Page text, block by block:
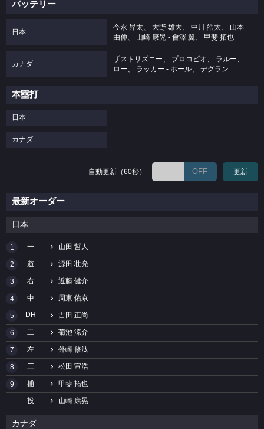
バッテリー
日本
今永 昇太、 大野 雄大、 中川 皓太、 山本
由伸、 山崎 康晃 ‐ 會澤 翼、 甲斐 拓也
カナダ
ザストリズニー、 プロコピオ、 ラルー、
ロー、 ラッカー ‐ ホール、 デグラン
本塁打
日本
カナダ
自動更新（60秒） OFF 更新
最新オーダー
日本
1 一 山田 哲人
2 遊 源田 壮亮
3 右 近藤 健介
4 中 周東 佑京
5 DH 吉田 正尚
6 二 菊池 涼介
7 左 外崎 修汰
8 三 松田 宣浩
9 捕 甲斐 拓也
投 山崎 康晃
カナダ